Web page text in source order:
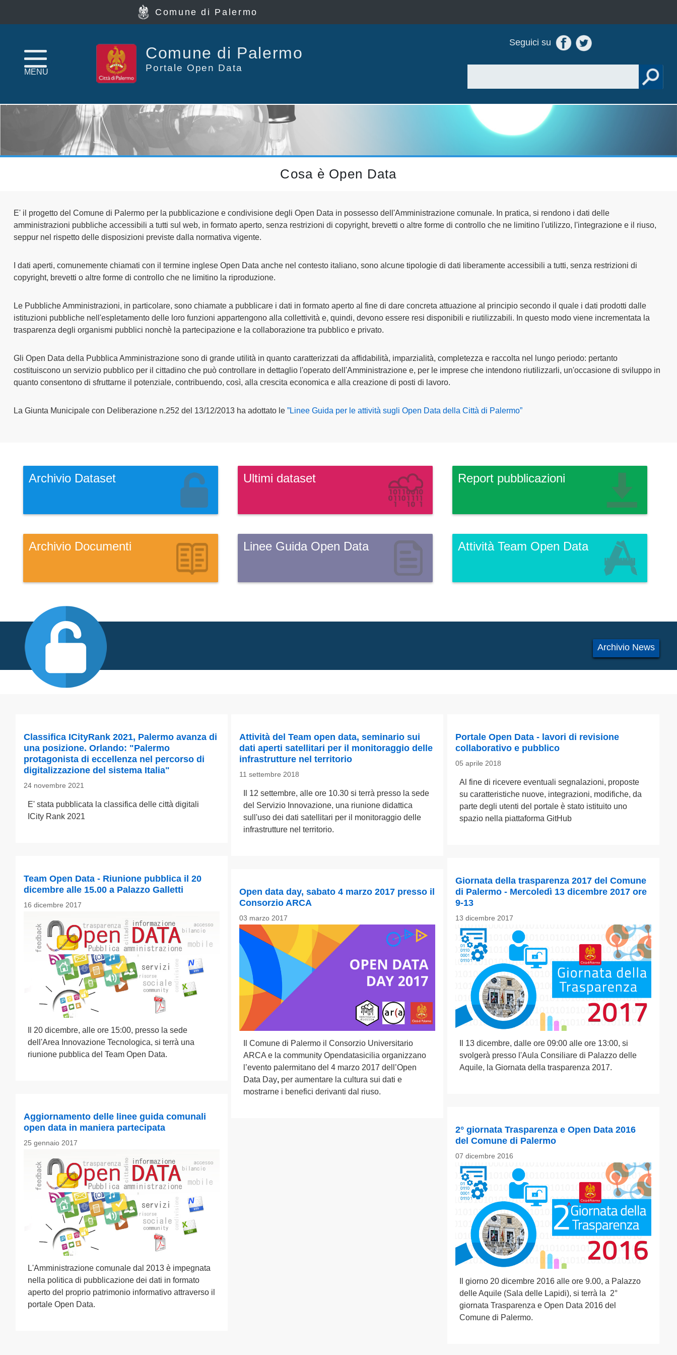
page
Report
pubblicazioni
Archivio
Documenti
Linee
Guida
Data
Comune di Palermo
MENU
Comune di Palermo
Portale Open Data
Seguici su
Cosa è Open Data
E' il progetto del Comune di Palermo per la pubblicazione e condivisione degli Open Data in possesso dell'Amministrazione comunale. In pratica, si rendono i dati delle
amministrazioni pubbliche accessibili a tutti sul web, in formato aperto, senza restrizioni di copyright, brevetti o altre forme di controllo che ne limitino l'utilizzo, l'integrazione e il riuso,
seppur nel rispetto delle disposizioni previste dalla normativa vigente.
I dati aperti, comunemente chiamati con il termine inglese Open Data anche nel contesto italiano, sono alcune tipologie di dati liberamente accessibili a tutti, senza restrizioni di
copyright, brevetti o altre forme di controllo che ne limitino la riproduzione.
Le Pubbliche Amministrazioni, in particolare, sono chiamate a pubblicare i dati in formato aperto al fine di dare concreta attuazione al principio secondo il quale i dati prodotti dalle
istituzioni pubbliche nell'espletamento delle loro funzioni appartengono alla collettività e, quindi, devono essere resi disponibili e riutilizzabili. In questo modo viene incrementata la
trasparenza degli organismi pubblici nonchè la partecipazione e la collaborazione tra pubblico e privato.
Gli Open Data della Pubblica Amministrazione sono di grande utilità in quanto caratterizzati da affidabilità, imparzialità, completezza e raccolta nel lungo periodo: pertanto
costituiscono un servizio pubblico per il cittadino che può controllare in dettaglio l'operato dell'Amministrazione e, per le imprese che intendono riutilizzarli, un'occasione di sviluppo in
quanto consentono di sfruttarne il potenziale, contribuendo, così, alla crescita economica e alla creazione di posti di lavoro.
La Giunta Municipale con Deliberazione n.252 del 13/12/2013 ha adottato le ”Linee Guida per le attività sugli Open Data della Città di Palermo”
Archivio Dataset Ultimi dataset Report pubblicazioni
Archivio Documenti Linee Guida Open Data Attività Team Open Data
Archivio News
Classifica ICityRank 2021, Palermo avanza di
una posizione. Orlando: "Palermo
protagonista di eccellenza nel percorso di
digitalizzazione del sistema Italia"
24 novembre 2021
E' stata pubblicata la classifica delle città digitali
ICity Rank 2021
Attività del Team open data, seminario sui
dati aperti satellitari per il monitoraggio delle
infrastrutture nel territorio
11 settembre 2018
Il 12 settembre, alle ore 10.30 si terrà presso la sede
del Servizio Innovazione, una riunione didattica
sull'uso dei dati satellitari per il monitoraggio delle
infrastrutture nel territorio.
Portale Open Data - lavori di revisione
collaborativo e pubblico
05 aprile 2018
Al fine di ricevere eventuali segnalazioni, proposte
su caratteristiche nuove, integrazioni, modifiche, da
parte degli utenti del portale è stato istituito uno
spazio nella piattaforma GitHub
Team Open Data - Riunione pubblica il 20
dicembre alle 15.00 a Palazzo Galletti
16 dicembre 2017
Il 20 dicembre, alle ore 15:00, presso la sede
dell'Area Innovazione Tecnologica, si terrà una
riunione pubblica del Team Open Data.
Giornata della trasparenza 2017 del Comune
di Palermo - Mercoledì 13 dicembre 2017 ore
9-13
13 dicembre 2017
Il 13 dicembre, dalle ore 09:00 alle ore 13:00, si
svolgerà presso l'Aula Consiliare di Palazzo delle
Aquile, la Giornata della trasparenza 2017.
Open data day, sabato 4 marzo 2017 presso il
Consorzio ARCA
03 marzo 2017
Il Comune di Palermo il Consorzio Universitario
ARCA e la community Opendatasicilia organizzano
l’evento palermitano del 4 marzo 2017 dell’Open
Data Day,per aumentare la cultura sui dati e
mostrarne i benefici derivanti dal riuso.
Aggiornamento delle linee guida comunali
open data in maniera partecipata
25 gennaio 2017
L'Amministrazione comunale dal 2013 è impegnata
nella politica di pubblicazione dei dati in formato
aperto del proprio patrimonio informativo attraverso il
portale Open Data.
2° giornata Trasparenza e Open Data 2016
del Comune di Palermo
07 dicembre 2016
Il giorno 20 dicembre 2016 alle ore 9.00, a Palazzo
delle Aquile (Sala delle Lapidi), si terrà la 2°
giornata Trasparenza e Open Data 2016 del
Comune di Palermo.